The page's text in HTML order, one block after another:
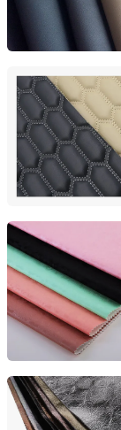
Ningbo Bridge
Zhejiang,
Zhejiang
Zhejiang,
Ningbo Bridge